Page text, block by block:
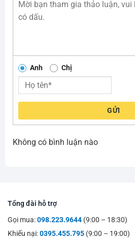
Anh Chị
GỬI
Không có bình luận nào
Tổng đài hỗ trợ
Gọi mua:098.223.9644 (9:00 – 18:30)
Khiếu nại:0395.455.795 (9:00 – 19:00)